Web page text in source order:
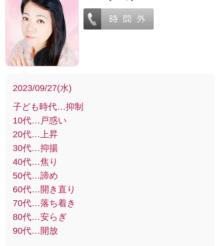
2023/09/27(水)
子ども時代…抑制
10代…戸惑い
20代…上昇
30代…抑揚
40代…焦り
50代…諦め
60代…開き直り
70代…落ち着き
80代…安らぎ
90代…開放